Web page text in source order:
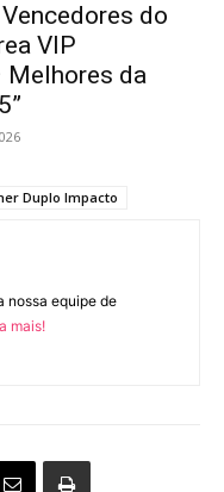
do
VIP
Melhores da
Duplo Impacto
nossa equipe de
mais!